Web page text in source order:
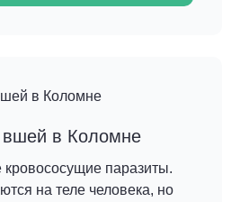
вшей в Коломне
паразиты.
на теле человека, но